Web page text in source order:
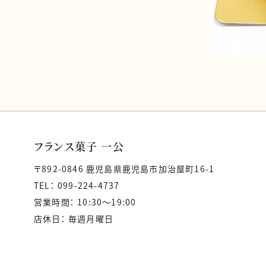
フランス菓子 一公
〒892-0846 鹿児島県鹿児島市加治屋町16-1
TEL： 099-224-4737
営業時間： 10:30〜19:00
店休日： 毎週月曜日